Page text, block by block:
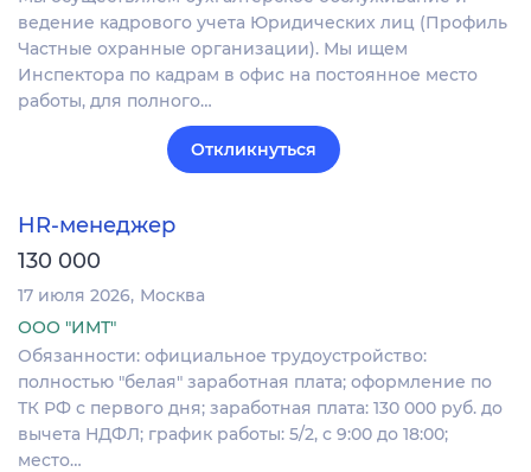
ведение кадрового учета Юридических лиц (Профиль
Частные охранные организации). Мы ищем
Инспектора по кадрам в офис на постоянное место
работы, для полного…
Откликнуться
HR-менеджер
130 000
17 июля 2026 Москва
ООО "ИМТ"
Обязанности: официальное трудоустройство:
полностью "белая" заработная плата; оформление по
ТК РФ с первого дня; заработная плата: 130 000 руб. до
вычета НДФЛ; график работы: 5/2, с 9:00 до 18:00;
место…